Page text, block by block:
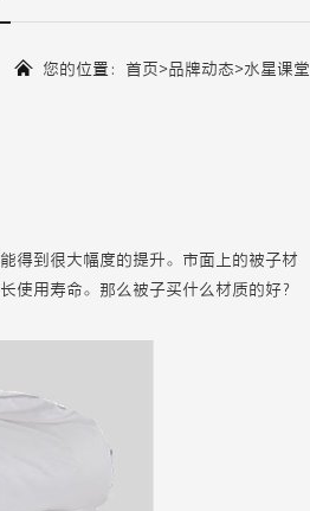
您的位置： 首页 >品牌动态>水星课堂
得到很大幅度的提升。市面上的被子材
使用寿命。那么被子买什么材质的好？